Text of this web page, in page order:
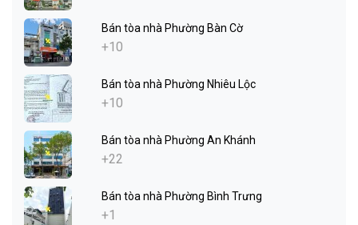
Bán tòa nhà Phường Bàn Cờ
+10
Bán tòa nhà Phường Nhiêu Lộc
+10
Bán tòa nhà Phường An Khánh
+22
Bán tòa nhà Phường Bình Trưng
+1